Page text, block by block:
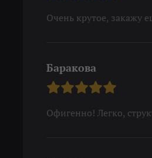
Очень крутое, закажу
Баракова
Офигенно! Легко,